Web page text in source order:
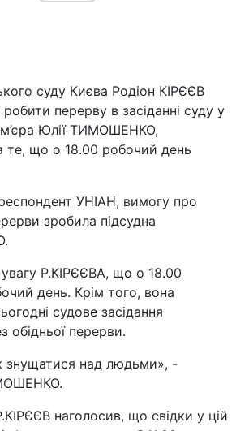
суду Києва Родіон КІРЄЄВ
перерву в засіданні суду у
Юлії ТИМОШЕНКО,
те, що о 18.00 робочий день
УНІАН, вимогу про
зробила підсудна
Р.КІРЄЄВА, що о 18.00
день. Крім того, вона
судове засідання
обідньої перерви.
знущатися над людьми», -
наголосив, що свідки у цій